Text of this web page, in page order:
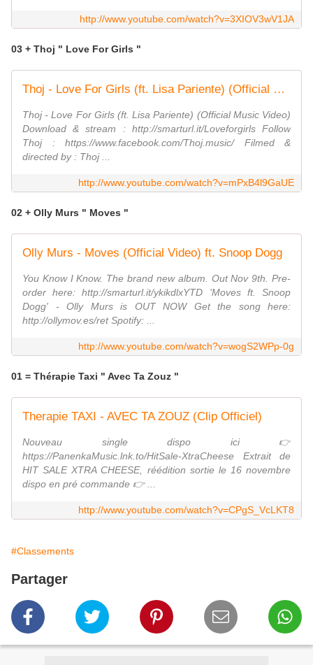
http://www.youtube.com/watch?v=3XIOV3wV1JA
03 + Thoj " Love For Girls "
Thoj - Love For Girls (ft. Lisa Pariente) (Official Music Video)
Thoj - Love For Girls (ft. Lisa Pariente) (Official Music Video)
Download & stream : http://smarturl.it/Loveforgirls Follow
Thoj : https://www.facebook.com/Thoj.music/ Filmed &
directed by : Thoj ...
http://www.youtube.com/watch?v=mPxB4l9GaUE
02 + Olly Murs " Moves "
Olly Murs - Moves (Official Video) ft. Snoop Dogg
You Know I Know. The brand new album. Out Nov 9th. Pre-
order here: http://smarturl.it/ykikdlxYTD 'Moves ft. Snoop
Dogg' - Olly Murs is OUT NOW Get the song here:
http://ollymov.es/ret Spotify: ...
http://www.youtube.com/watch?v=wogS2WPp-0g
01 = Thérapie Taxi " Avec Ta Zouz "
Therapie TAXI - AVEC TA ZOUZ (Clip Officiel)
Nouveau single dispo ici 👉
https://PanenkaMusic.lnk.to/HitSale-XtraCheese Extrait de
HIT SALE XTRA CHEESE, réédition sortie le 16 novembre
dispo en pré commande 👉 ...
http://www.youtube.com/watch?v=CPgS_VcLKT8
#Classements
Partager